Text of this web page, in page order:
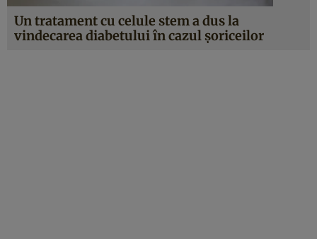
Un tratament cu celule stem a dus la
vindecarea diabetului în cazul şoriceilor